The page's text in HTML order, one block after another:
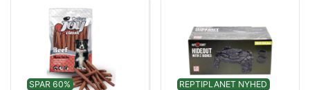
SPAR 60% REPTIPLANET NYHED